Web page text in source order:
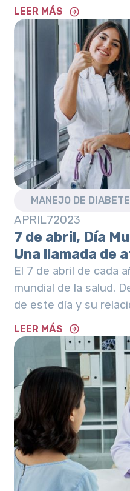
LEER MÁS
MANEJO DE
APRIL72023
7 de abril, Día
Una llamada de
cuidar lo más
El 7 de abril de cada
mundial de la salud.
de este día y su
LEER MÁS